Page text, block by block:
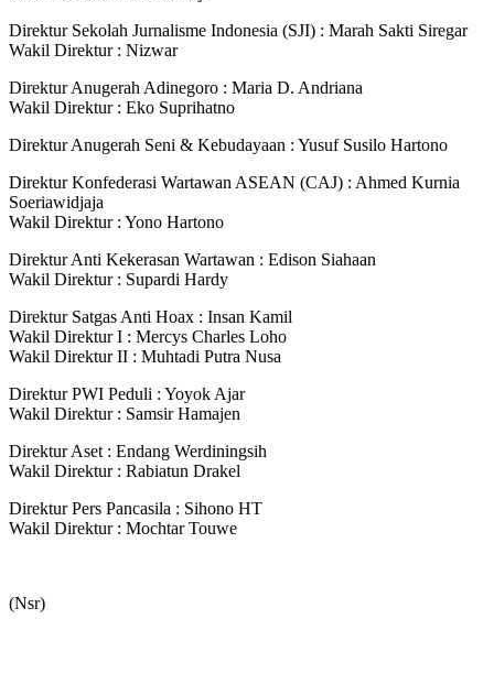
Direktur Sekolah Jurnalisme Indonesia (SJI) : Marah Sakti Siregar
Wakil Direktur : Nizwar
Direktur Anugerah Adinegoro : Maria D. Andriana
Wakil Direktur : Eko Suprihatno
Direktur Anugerah Seni & Kebudayaan : Yusuf Susilo Hartono
Direktur Konfederasi Wartawan ASEAN (CAJ) : Ahmed Kurnia
Soeriawidjaja
Wakil Direktur : Yono Hartono
Direktur Anti Kekerasan Wartawan : Edison Siahaan
Wakil Direktur : Supardi Hardy
Direktur Satgas Anti Hoax : Insan Kamil
Wakil Direktur I : Mercys Charles Loho
Wakil Direktur II : Muhtadi Putra Nusa
Direktur PWI Peduli : Yoyok Ajar
Wakil Direktur : Samsir Hamajen
Direktur Aset : Endang Werdiningsih
Wakil Direktur : Rabiatun Drakel
Direktur Pers Pancasila : Sihono HT
Wakil Direktur : Mochtar Touwe
(Nsr)